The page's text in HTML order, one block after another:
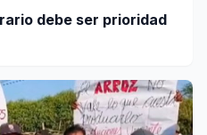
debe ser prioridad